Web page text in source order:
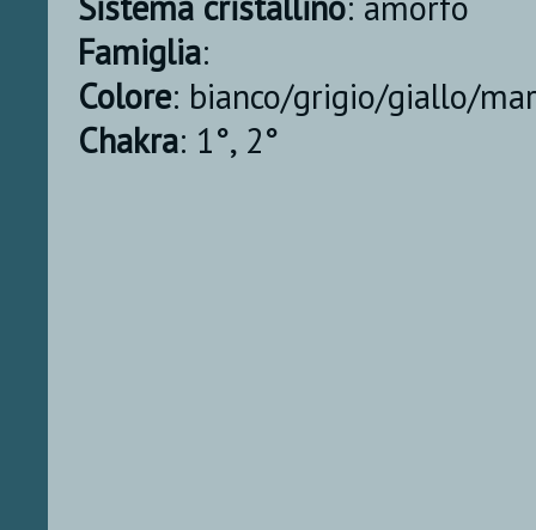
Famiglia:
Colore: bianco/grigio/giallo/
Chakra: 1°, 2°